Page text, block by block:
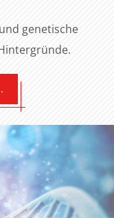
und genetische